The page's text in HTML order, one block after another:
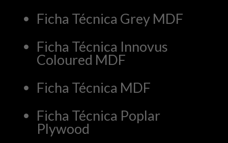
Ficha Técnica Grey MDF
Ficha Técnica Innovus
Coloured MDF
Ficha Técnica MDF
Ficha Técnica Poplar
Plywood